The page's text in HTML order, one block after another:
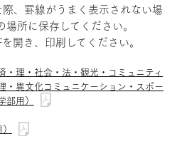
、罫線がうまく表示されない場
所に保存してください。
開き、印刷してください。
・理・社会・法・観光・コミュニティ
・異文化コミュニケーション・スポー
用）